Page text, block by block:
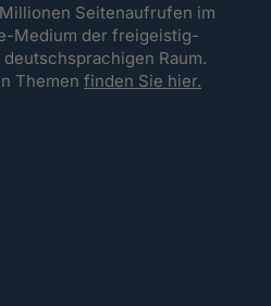
Seitenaufrufen im
Medium der freigeistig-
Raum.
Themenfinden Sie hier.